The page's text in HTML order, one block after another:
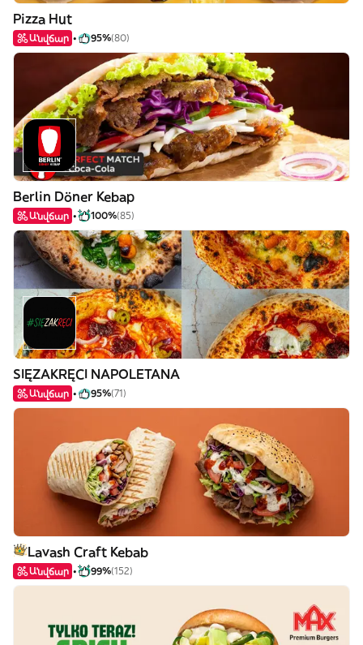
Pizza Hut
Անվճար 95%(80)
Berlin Döner Kebap
Անվճար 100%(85)
SIĘZAKRĘCI NAPOLETANA
Անվճար 95%(71)
Lavash Craft Kebab
Անվճար 99%(152)